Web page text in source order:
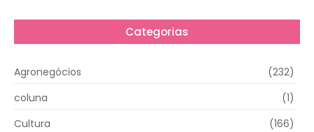
Categorias
Agronegócios
(232)
coluna
(1)
Cultura
(166)